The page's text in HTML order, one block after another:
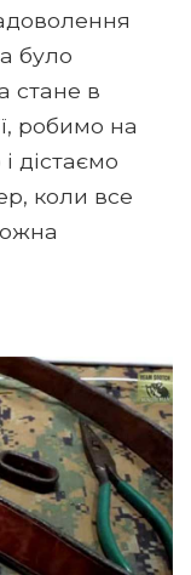
було
стане в
робимо на
дістаємо
коли все